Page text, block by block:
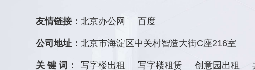
友情链接： 北京办公网 百度
公司地址： 北京市海淀区中关村智造大街C座216室
关 键 词： 写字楼出租 写字楼租赁 创意园出租